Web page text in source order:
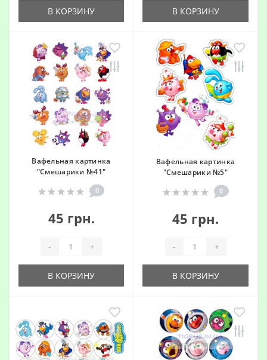
В КОРЗИНУ В КОРЗИНУ
Вафельная картинка
"Смешарики №41"
0
45 грн.
- +
В КОРЗИНУ
Вафельная картинка
"Смешарики №5"
0
45 грн.
- +
В КОРЗИНУ